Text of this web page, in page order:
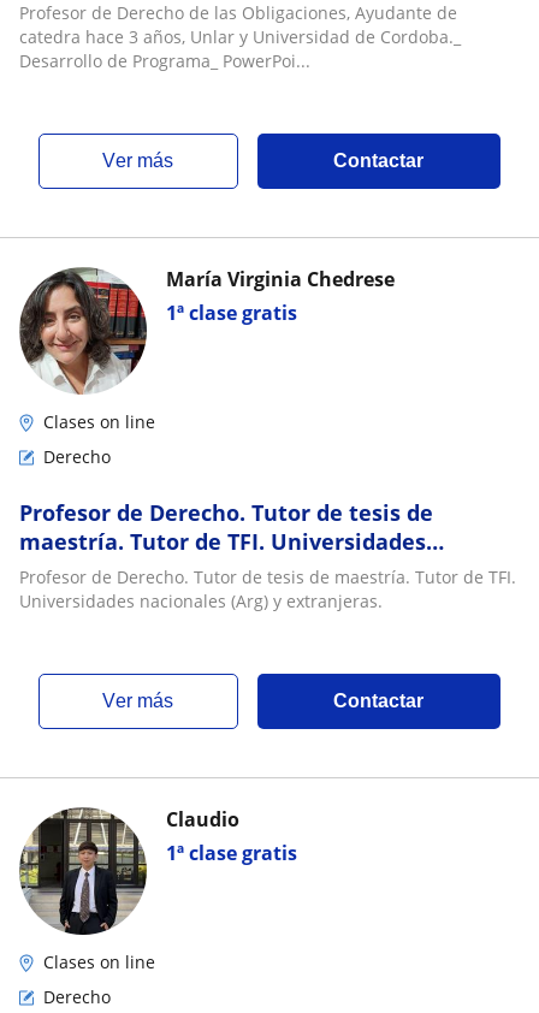
Profesor de Derecho de las Obligaciones, Ayudante de
catedra hace 3 años, Unlar y Universidad de Cordoba._
Desarrollo de Programa_ PowerPoi...
ver más Contactar
1ª clase gratis
María Virginia Chedrese
Clases on line
Derecho
Profesor de Derecho. Tutor de tesis de
maestría. Tutor de TFI. Universidades
nacionales (Arg) y extranjeras
Profesor de Derecho. Tutor de tesis de maestría. Tutor de TFI.
Universidades nacionales (Arg) y extranjeras.
ver más Contactar
1ª clase gratis
Claudio
Clases on line
Derecho